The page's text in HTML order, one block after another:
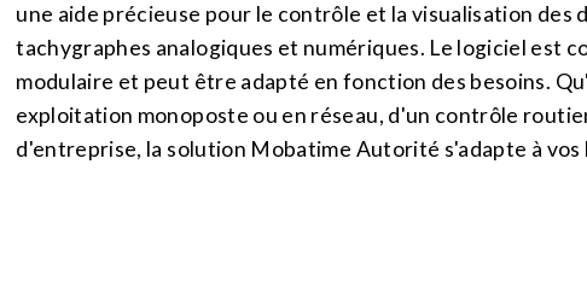
une aide précieuse pour le contrôle et la visualisation des
tachygraphes analogiques et numériques. Le logiciel est
modulaire et peut être adapté en fonction des besoins.
exploitation monoposte ou en réseau, d'un contrôle
d'entreprise, la solution Mobatime Autorité s'adapte à vos